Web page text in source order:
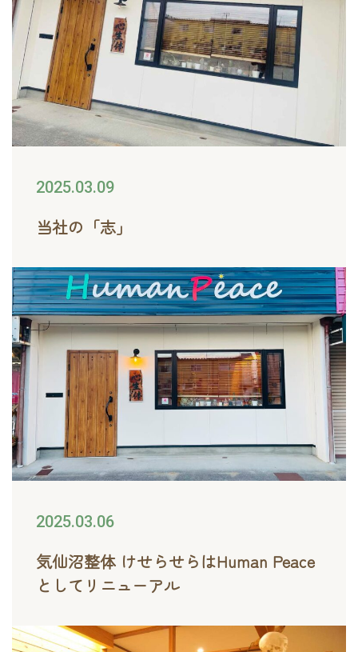
2025.03.09
当社の「志」
2025.03.06
気仙沼整体 けせらせらはHuman Peace
としてリニューアル